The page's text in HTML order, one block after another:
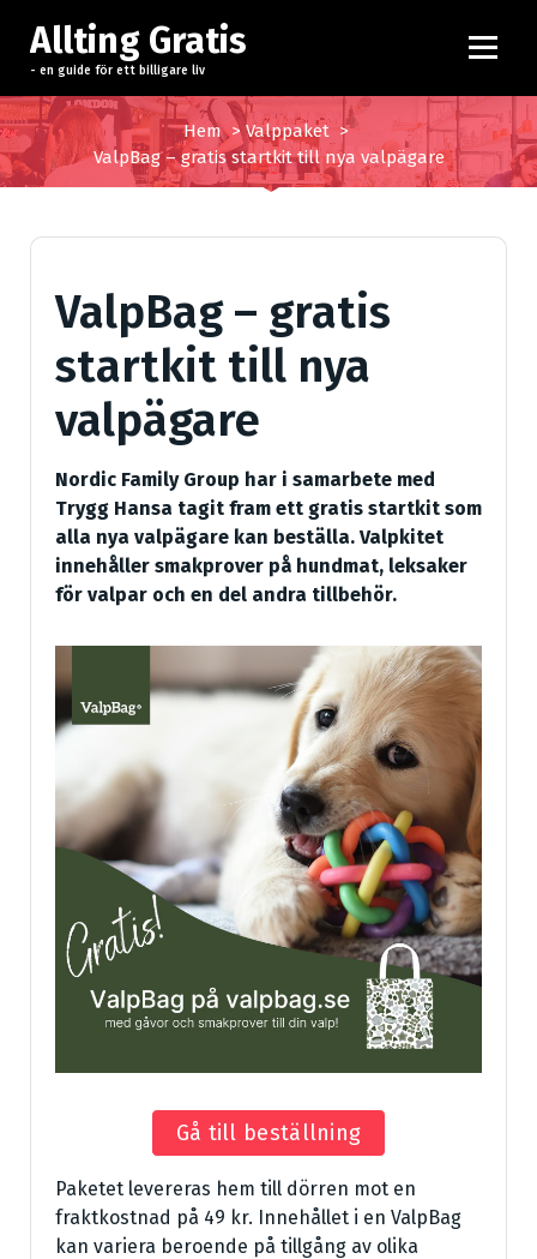
p
a
t
i
Allting Gratis
- en guide för ett billigare liv
Hem>Valppaket >
ValpBag – gratis startkit till nya valpägare
ValpBag – gratis
startkit till nya
valpägare
Nordic Family Group har i samarbete med
Trygg Hansa tagit fram ett gratis startkit som
alla nya valpägare kan beställa. Valpkitet
innehåller smakprover på hundmat, leksaker
för valpar och en del andra tillbehör.
Gå till beställning
Paketet levereras hem till dörren mot en
fraktkostnad på 49 kr. Innehållet i en ValpBag
kan variera beroende på tillgång av olika